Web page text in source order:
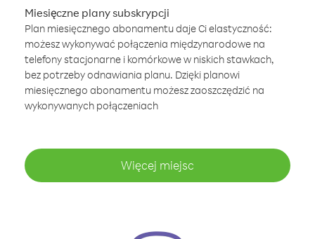
Miesięczne plany subskrypcji
Plan miesięcznego abonamentu daje Ci elastyczność:
możesz wykonywać połączenia międzynarodowe na
telefony stacjonarne i komórkowe w niskich stawkach,
bez potrzeby odnawiania planu. Dzięki planowi
miesięcznego abonamentu możesz zaoszczędzić na
wykonywanych połączeniach
Więcej miejsc